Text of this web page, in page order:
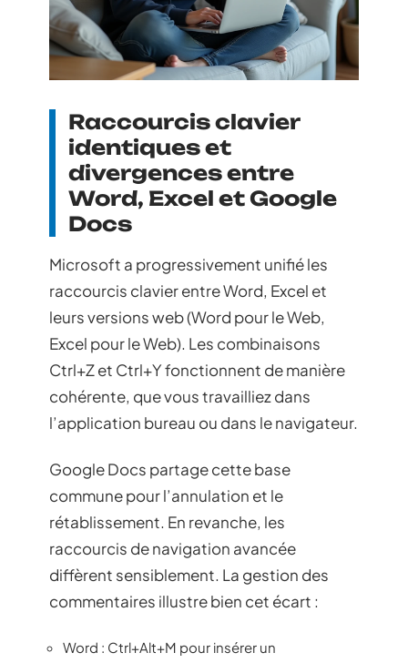
Raccourcis clavier
identiques et
divergences entre
Word, Excel et Google
Docs
Microsoft a progressivement unifié les
raccourcis clavier entre Word, Excel et
leurs versions web (Word pour le Web,
Excel pour le Web). Les combinaisons
Ctrl+Z et Ctrl+Y fonctionnent de manière
cohérente, que vous travailliez dans
l’application bureau ou dans le navigateur.
Google Docs partage cette base
commune pour l’annulation et le
rétablissement. En revanche, les
raccourcis de navigation avancée
diffèrent sensiblement. La gestion des
commentaires illustre bien cet écart :
Word : Ctrl+Alt+M pour insérer un